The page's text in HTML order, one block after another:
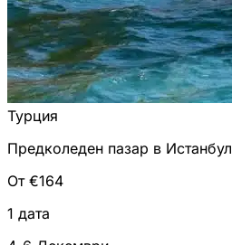
Турция
Предколеден пазар в Истанбул
От €164
1 дата